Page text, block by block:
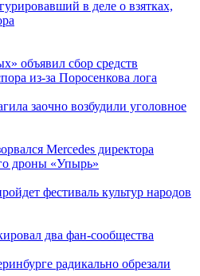
в деле о взятках,
объявил сбор средств
из-за Поросенкова лога
заочно возбудили уголовное
Mercedes директора
дроны «Упырь»
фестиваль культур народов
два фан-сообщества